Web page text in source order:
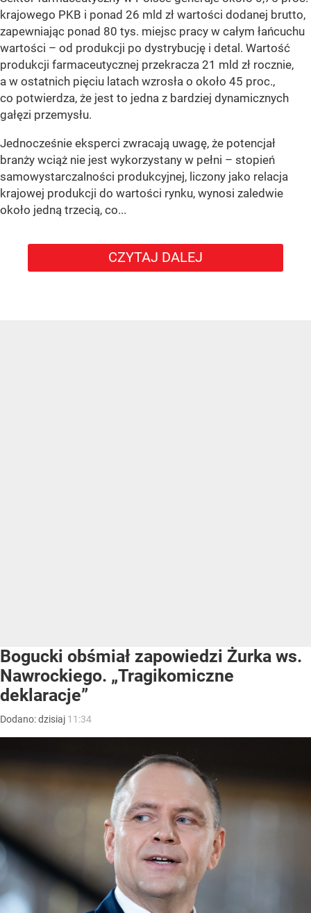
krajowego PKB i ponad 26 mld zł wartości dodanej brutto,
zapewniając ponad 80 tys. miejsc pracy w całym łańcuchu
wartości – od produkcji po dystrybucję i detal. Wartość
produkcji farmaceutycznej przekracza 21 mld zł rocznie,
a w ostatnich pięciu latach wzrosła o około 45 proc.,
co potwierdza, że jest to jedna z bardziej dynamicznych
gałęzi przemysłu.
Jednocześnie eksperci zwracają uwagę, że potencjał
branży wciąż nie jest wykorzystany w pełni – stopień
samowystarczalności produkcyjnej, liczony jako relacja
krajowej produkcji do wartości rynku, wynosi zaledwie
około jedną trzecią, co...
CZYTAJ DALEJ
Bogucki obśmiał zapowiedzi Żurka ws.
Nawrockiego. „Tragikomiczne
deklaracje”
Dodano:dzisiaj 11:34